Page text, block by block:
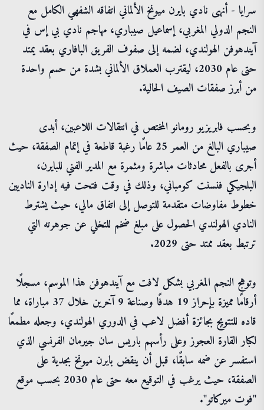
سرايا - أنهى نادي بايرن ميونخ الألماني اتفاقه الشفهي الكامل مع
النجم الدولي المغربي، إسماعيل صيباري، مهاجم نادي بي إس في
آيندهوفن الهولندي، لضمه إلى صفوف الفريق البافاري بعقد يمتد
حتى عام 2030، ليقترب العملاق الألماني بشدة من حسم واحدة
من أبرز صفقات الصيف الحالية.
وبحسب فابريزيو رومانو المختص في انتقالات اللاعبين، أبدى
صيباري البالغ من العمر 25 عامًا رغبة قاطعة في إتمام الصفقة، حيث
أجرى بالفعل محادثات مباشرة ومثمرة مع المدير الفني للبايرن،
البلجيكي فنسنت كومباني، وذلك في وقت فتحت فيه إدارة الناديين
خطوط مفاوضات متقدمة للتوصل إلى اتفاق مالي، حيث يشترط
النادي الهولندي الحصول على مبلغ ضخم للتخلي عن جوهرته التي
ترتبط بعقد ممتد حتى 2029.
وتوهج النجم المغربي بشكل لافت مع آيندهوفن هذا الموسم، مسجلًا
أرقامًا مميزة بإحراز 19 هدفًا وصناعة 9 آخرين خلال 37 مباراة، مما
قاده للتتويج بجائزة أفضل لاعب في الدوري الهولندي، وجعله مطمعًا
لكبار القارة العجوز وعلى رأسهم باريس سان جيرمان الفرنسي الذي
استفسر عن ضمه سابقًا، قبل أن ينقض بايرن ميونخ بجدية على
الصفقة، حيث يرغب في التوقيع معه حتى عام 2030 بحسب موقع
"فوت ميركاتو".